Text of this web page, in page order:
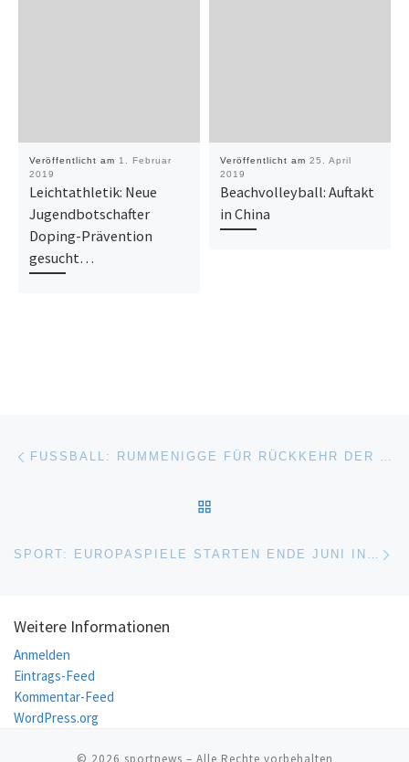
Veröffentlicht am 1. Februar
2019
Leichtathletik: Neue
Jugendbotschafter
Doping-Prävention
gesucht…
Veröffentlicht am 25. April
2019
Beachvolleyball: Auftakt
in China
Beitragsnavigation FUSSBALL: RUMMENIGGE FÜR RÜCKKEHR DER CL INS FREE-TV
Weitere Informationen
Anmelden
Eintrags-Feed
Kommentar-Feed
WordPress.org
© 2026 sportnews – Alle Rechte vorbehalten